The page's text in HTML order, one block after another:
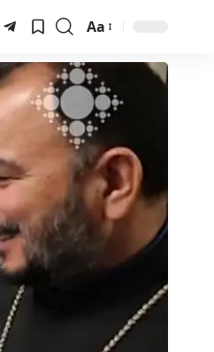
Font
Resizer
Aa